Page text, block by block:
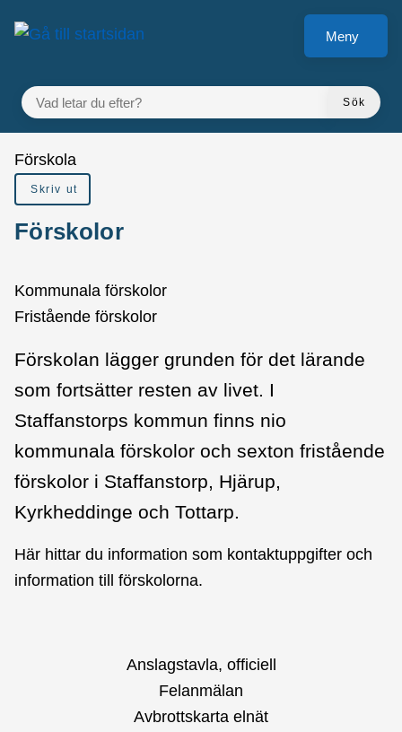
Gå till innehåll
till sidomeny
Meny
VAD LETAR DU EFTER?
Sök
Du är här:
Förskola
Skriv ut
Förskolor
Kommunala förskolor
Fristående förskolor
Förskolan lägger grunden för det lärande
som fortsätter resten av livet. I
Staffanstorps kommun finns nio
kommunala förskolor och sexton fristående
förskolor i Staffanstorp, Hjärup,
Kyrkheddinge och Tottarp.
Här hittar du information som kontaktuppgifter och
information till förskolorna.
Anslagstavla, officiell
Felanmälan
Avbrottskarta elnät